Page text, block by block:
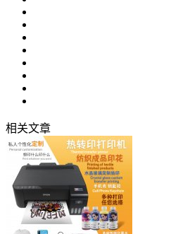
相关文章